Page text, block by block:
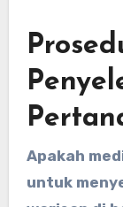
Apakah
untuk